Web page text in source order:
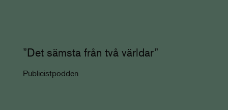
”Det sämsta från två världar”
Publicistpodden